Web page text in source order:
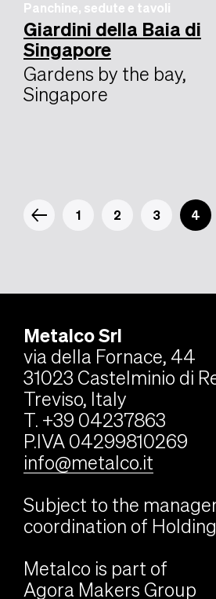
Panchine, sedute e tavoli
Giardini della Baia di
Singapore
Gardens by the bay,
Singapore
1 2 3 4
Metalco Srl
via della Fornace, 44
31023 Castelminio di
Treviso, Italy
T. +39 04237863
P.IVA 04299810269
info@metalco.it
Subject to the
coordination of
Metalco is part of
Agora Makers Group